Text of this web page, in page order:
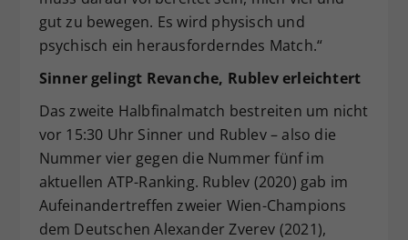
gut zu bewegen. Es wird physisch und
psychisch ein herausforderndes Match.“
Sinner gelingt Revanche, Rublev erleichtert
Das zweite Halbfinalmatch bestreiten um nicht
vor 15:30 Uhr Sinner und Rublev – also die
Nummer vier gegen die Nummer fünf im
aktuellen ATP-Ranking. Rublev (2020) gab im
Aufeinandertreffen zweier Wien-Champions
dem Deutschen Alexander Zverev (2021),